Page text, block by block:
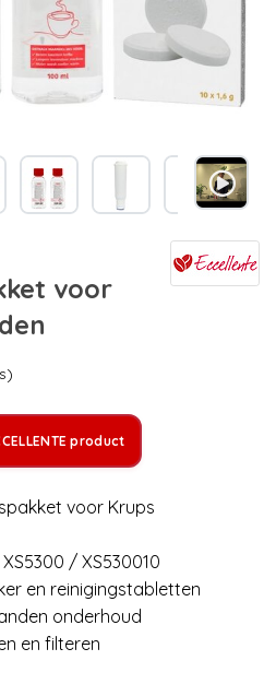
voor
product
voor Krups
/ XS530010
en reinigingstabletten
onderhoud
en filteren